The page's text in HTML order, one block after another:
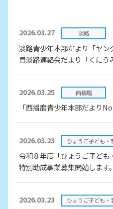
2026.03.27 淡路
淡路青少年本部だより「ヤ
員淡路連絡会だより「くに
2026.03.25 西播磨
「西播磨青少年本部だより
2026.03.23 ひょうご子ども・
令和８年度「ひょうご子ど
特別助成事業募集開始します。
2026.03.23 ひょうご子ども・